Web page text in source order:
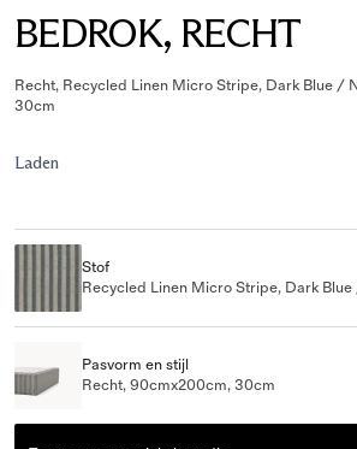
BEDROK, RECHT
Recht, Recycled Linen Micro Stripe, Dark Blue /
30cm
Laden
Stof
Recycled Linen Micro Stripe, Dark
Pasvorm en stijl
Recht, 90cmx200cm, 30cm